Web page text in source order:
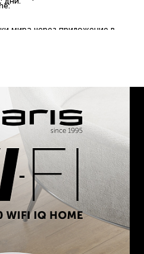
мира через приложение в
пользователей;
автоматическая
точке в 1 клик
уборки 150 м² на
Па
уборки.
0,3 л.
уборки: 0,3 л.
1,5 см.